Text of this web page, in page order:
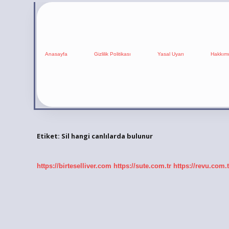
Anasayfa Gizlilik Politikası Yasal Uyarı
Etiket: Sil hangi canlılarda bulunur
https://birteselliver.com https://sute.com.tr https://